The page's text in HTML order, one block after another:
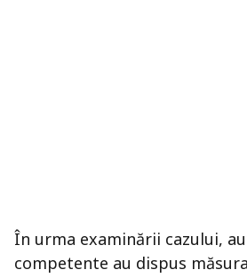
În urma examinării cazului,
competente au dispus